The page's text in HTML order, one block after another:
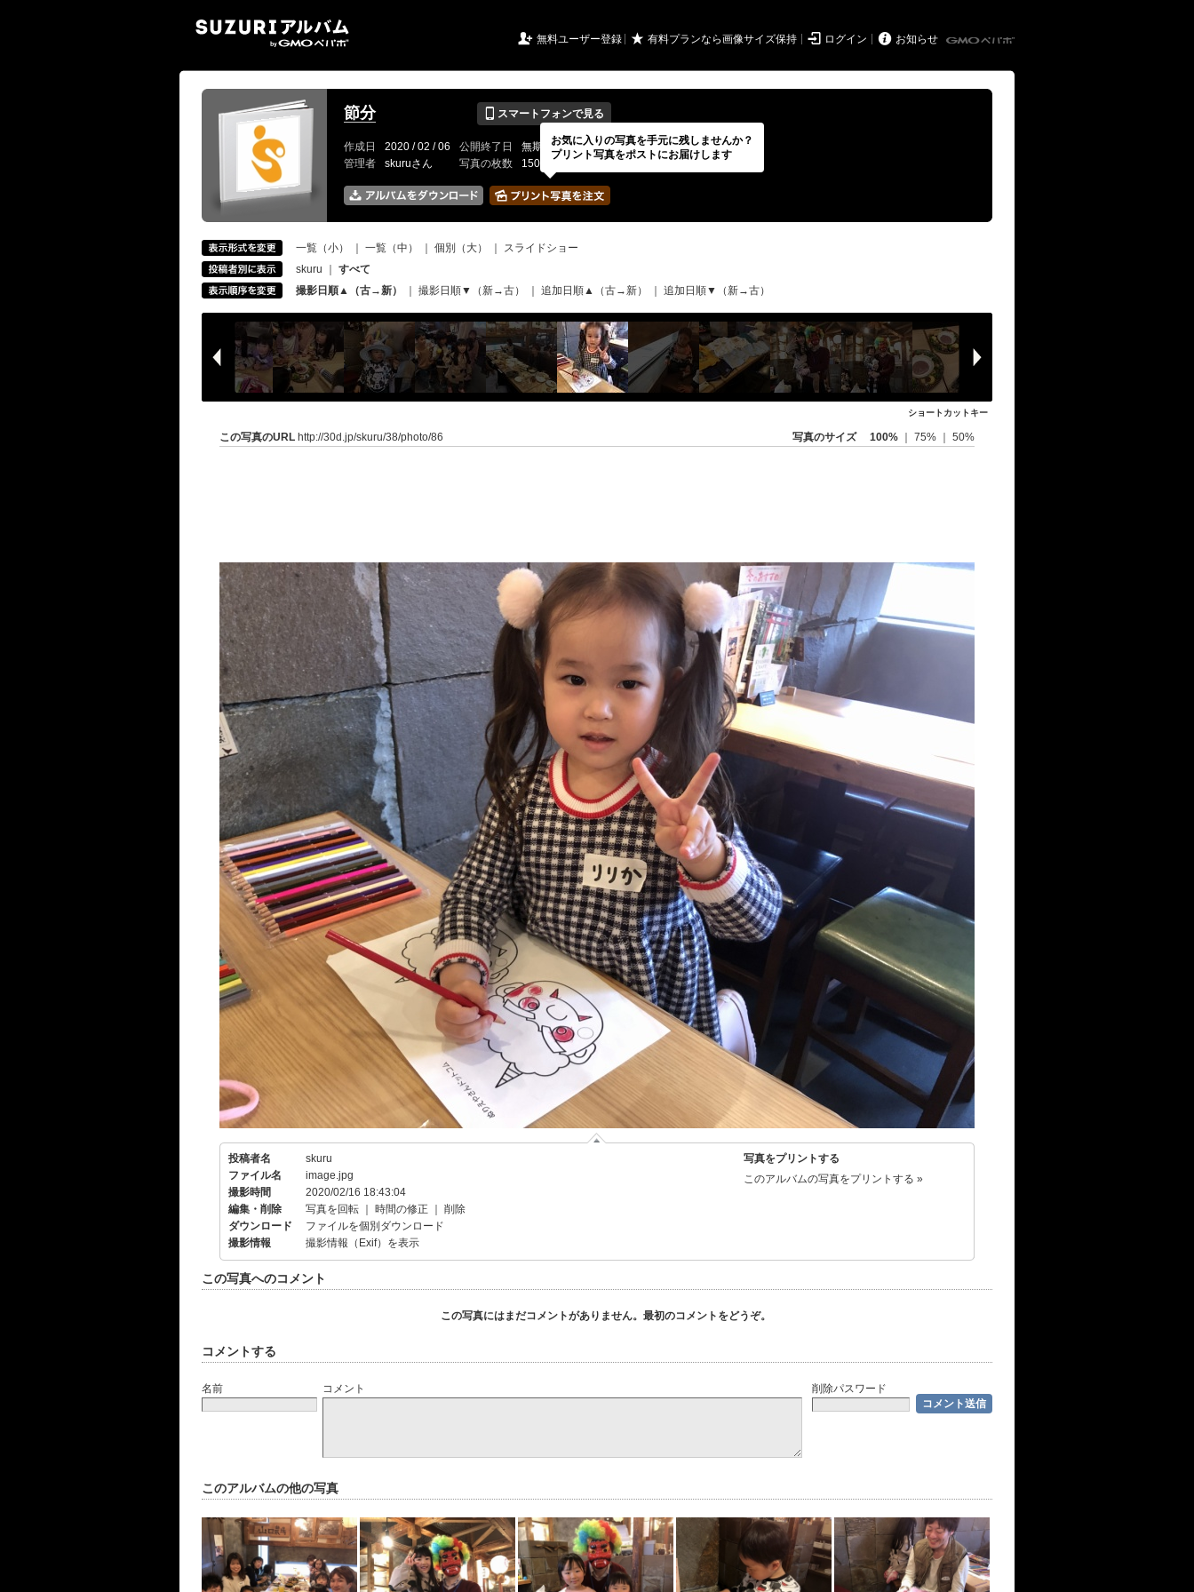
 無料ユーザー登録 ★ 有料プランなら画像サイズ保持  ログイン  お知らせ
節分 📱 スマートフォンで見る
作成日 2020 / 02 / 06 公開終了日 無期限 イベントの期間
---
管理者
skuruさん 写真の枚数 150 / 150枚
一覧（小） 一覧（中） 個別（大）
スライドショー
skuru
すべて
撮影日順▲（古→新）
撮影日順▼（新→古） 追加日順▲（古→新） 追加日順▼（新→古）
ショートカットキー
この写真のURL http://30d.jp/skuru/38/photo/86 写真のサイズ 100% 75% 50%
投稿者名
skuru
ファイル名
image.jpg
撮影時間
2020/02/16 18:43:04
編集・削除
写真を回転 時間の修正
削除
ダウンロード
ファイルを個別ダウンロード
撮影情報
撮影情報（Exif）を表示
写真をプリントする
このアルバムの写真をプリントする »
この写真へのコメント
この写真にはまだコメントがありません。最初のコメントをどうぞ。
コメントする
名前 コメント 削除パスワード
このアルバムの他の写真
お気に入りの写真を手元に残しませんか？
プリント写真をポストにお届けします